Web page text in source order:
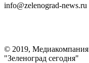
info@zelenograd-news.ru
© 2019, Медиакомпания
"Зеленоград сегодня"